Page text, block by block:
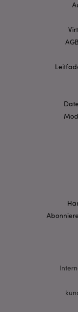
Streng-
Ohne
Website
PHPSESSID